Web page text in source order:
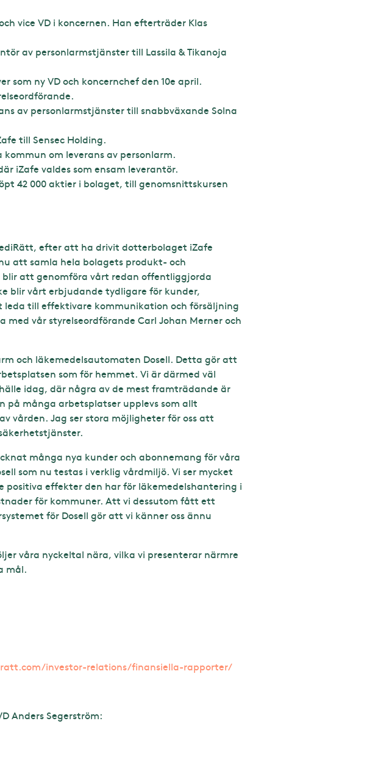
vice VD i koncernen. Han efterträder Klas
av personlarmstjänster till Lassila & Tikanoja
som ny VD och koncernchef den 10e april.
av personlarmstjänster till snabbväxande Solna
till Sensec Holding.
om leverans av personlarm.
iZafe valdes som ensam leverantör.
42 000 aktier i bolaget, till genomsnittskursen
efter att ha drivit dotterbolaget iZafe
att samla hela bolagets produkt- och
att genomföra vårt redan offentliggjorda
blir vårt erbjudande tydligare för kunder,
till effektivare kommunikation och försäljning
vår styrelseordförande Carl Johan Merner och
och läkemedelsautomaten Dosell. Detta gör att
som för hemmet. Vi är därmed väl
idag, där några av de mest framträdande är
på många arbetsplatser upplevs som allt
vården. Jag ser stora möjligheter för oss att
många nya kunder och abonnemang för våra
som nu testas i verklig vårdmiljö. Vi ser mycket
effekter den har för läkemedelshantering i
för kommuner. Att vi dessutom fått ett
för Dosell gör att vi känner oss ännu
våra nyckeltal nära, vilka vi presenterar närmre
mål.
investor-relations/finansiella-rapporter/
Anders Segerström: